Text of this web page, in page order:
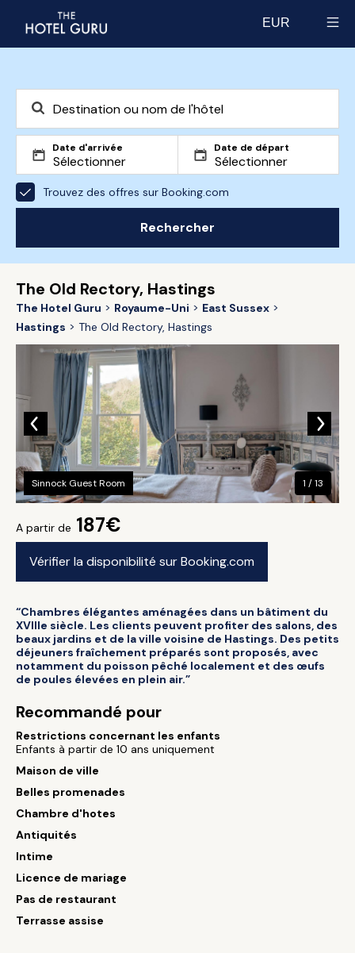
EUR
Date d'arrivée Date de départ
Trouvez des offres sur Booking.com
Rechercher
The Old Rectory, Hastings
The Hotel Guru Royaume-Uni
East Sussex
Hastings
The Old Rectory, Hastings
A partir de 187€
Vérifier la disponibilité sur Booking.com
Sinnock Guest Room 1 / 13
“Chambres élégantes aménagées dans un bâtiment du
XVIIIe siècle. Les clients peuvent profiter des salons, des
beaux jardins et de la ville voisine de Hastings. Des petits
déjeuners fraîchement préparés sont proposés, avec
notamment du poisson pêché localement et des œufs
de poules élevées en plein air.”
Recommandé pour
Restrictions concernant les enfants
Enfants à partir de 10 ans uniquement
Maison de ville
Belles promenades
Chambre d'hotes
Antiquités
Intime
Licence de mariage
Pas de restaurant
Terrasse assise